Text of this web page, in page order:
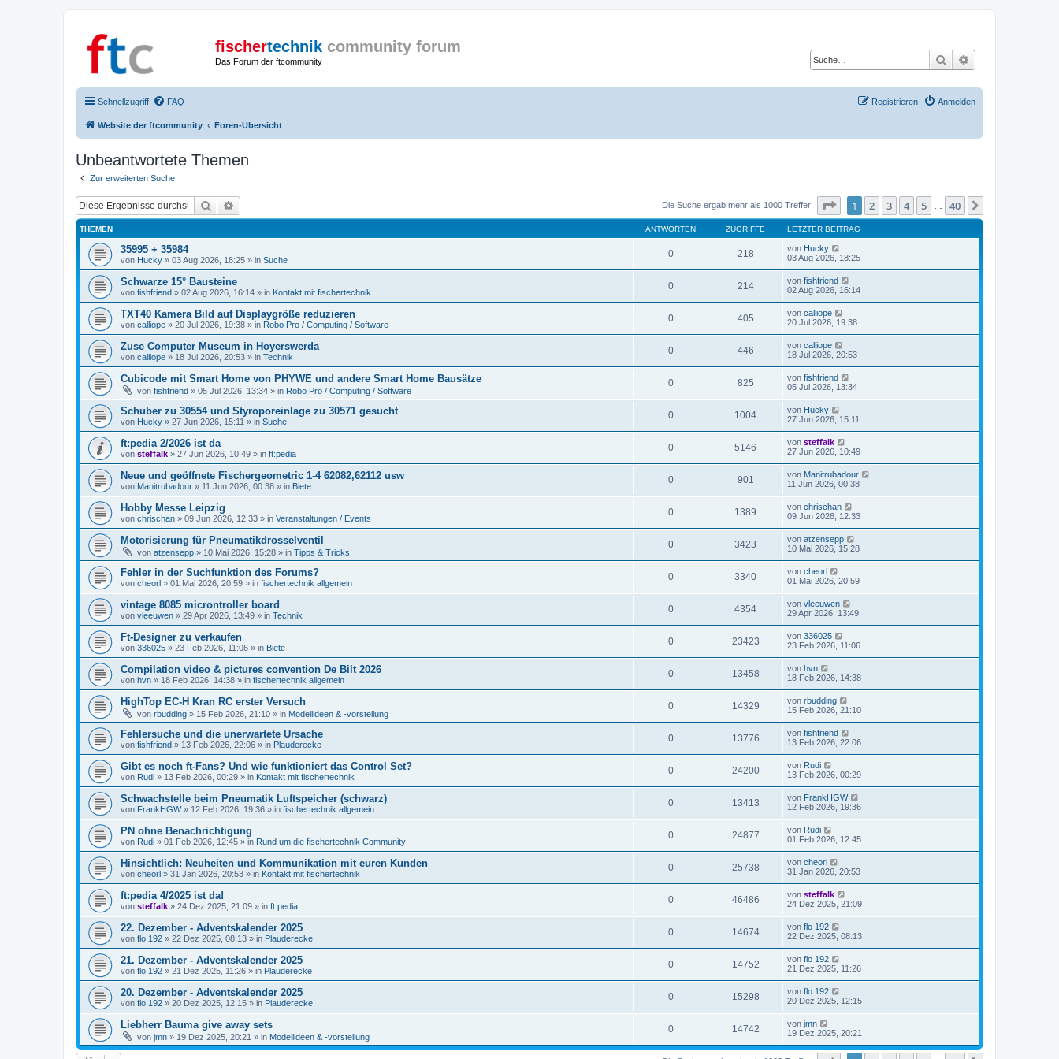
fischertechnik community forum
Das Forum der ftcommunity Suche
Schnellzugriff FAQ Anmelden
Registrieren
Website der ftcommunity Foren-Übersicht
Unbeantwortete Themen
Zur erweiterten Suche
Suche Die Suche ergab mehr als 1000 Treffer Seite von40
1 2 3 4 5 40
THEMEN ANTWORTEN ZUGRIFFE LETZTER BEITRAG
35995 + 35984
von Hucky » 03 Aug 2026, 18:25 » in Suche
0 218 von Hucky
03 Aug 2026, 18:25
Schwarze 15° Bausteine
von fishfriend » 02 Aug 2026, 16:14 » in Kontakt mit fischertechnik
0 214 von fishfriend
02 Aug 2026, 16:14
TXT40 Kamera Bild auf Displaygröße reduzieren
von calliope » 20 Jul 2026, 19:38 » in Robo Pro / Computing / Software
0 405 von calliope
20 Jul 2026, 19:38
Zuse Computer Museum in Hoyerswerda
von calliope » 18 Jul 2026, 20:53 » in Technik
0 446 von calliope
18 Jul 2026, 20:53
Cubicode mit Smart Home von PHYWE und andere Smart Home Bausätze
von fishfriend » 05 Jul 2026, 13:34 » in Robo Pro / Computing / Software
0 825 von fishfriend
05 Jul 2026, 13:34
Schuber zu 30554 und Styroporeinlage zu 30571 gesucht
von Hucky » 27 Jun 2026, 15:11 » in Suche
0 1004 von Hucky
27 Jun 2026, 15:11
ft:pedia 2/2026 ist da
von steffalk » 27 Jun 2026, 10:49 » in ft:pedia
0 5146 von steffalk
27 Jun 2026, 10:49
Neue und geöffnete Fischergeometric 1-4 62082,62112 usw
von Manitrubadour » 11 Jun 2026, 00:38 » in Biete
0 901 von Manitrubadour
11 Jun 2026, 00:38
Hobby Messe Leipzig
von chrischan » 09 Jun 2026, 12:33 » in Veranstaltungen / Events
0 1389 von chrischan
09 Jun 2026, 12:33
Motorisierung für Pneumatikdrosselventil
von atzensepp » 10 Mai 2026, 15:28 » in Tipps & Tricks
0 3423 von atzensepp
10 Mai 2026, 15:28
Fehler in der Suchfunktion des Forums?
von cheorl » 01 Mai 2026, 20:59 » in fischertechnik allgemein
0 3340 von cheorl
01 Mai 2026, 20:59
vintage 8085 microntroller board
von vleeuwen » 29 Apr 2026, 13:49 » in Technik
0 4354 von vleeuwen
29 Apr 2026, 13:49
Ft-Designer zu verkaufen
von 336025 » 23 Feb 2026, 11:06 » in Biete
0 23423 von 336025
23 Feb 2026, 11:06
Compilation video & pictures convention De Bilt 2026
von hvn » 18 Feb 2026, 14:38 » in fischertechnik allgemein
0 13458 von hvn
18 Feb 2026, 14:38
HighTop EC-H Kran RC erster Versuch
von rbudding » 15 Feb 2026, 21:10 » in Modellideen & -vorstellung
0 14329 von rbudding
15 Feb 2026, 21:10
Fehlersuche und die unerwartete Ursache
von fishfriend » 13 Feb 2026, 22:06 » in Plauderecke
0 13776 von fishfriend
13 Feb 2026, 22:06
Gibt es noch ft-Fans? Und wie funktioniert das Control Set?
von Rudi » 13 Feb 2026, 00:29 » in Kontakt mit fischertechnik
0 24200 von Rudi
13 Feb 2026, 00:29
Schwachstelle beim Pneumatik Luftspeicher (schwarz)
von FrankHGW» 12 Feb 2026, 19:36 » in fischertechnik allgemein
0 13413 von FrankHGW
12 Feb 2026, 19:36
PN ohne Benachrichtigung
von Rudi » 01 Feb 2026, 12:45 » in Rund um die fischertechnik Community
0 24877 von Rudi
01 Feb 2026, 12:45
Hinsichtlich: Neuheiten und Kommunikation mit euren Kunden
von cheorl » 31 Jan 2026, 20:53 » in Kontakt mit fischertechnik
0 25738 von cheorl
31 Jan 2026, 20:53
ft:pedia 4/2025 ist da!
von steffalk » 24 Dez 2025, 21:09 » in ft:pedia
0 46486 von steffalk
24 Dez 2025, 21:09
22. Dezember - Adventskalender 2025
von flo 192 » 22 Dez 2025, 08:13 » in Plauderecke
0 14674 von flo 192
22 Dez 2025, 08:13
21. Dezember - Adventskalender 2025
von flo 192 » 21 Dez 2025, 11:26 » in Plauderecke
0 14752 von flo 192
21 Dez 2025, 11:26
20. Dezember - Adventskalender 2025
von flo 192 » 20 Dez 2025, 12:15 » in Plauderecke
0 15298 von flo 192
20 Dez 2025, 12:15
Liebherr Bauma give away sets
von jmn » 19 Dez 2025, 20:21 » in Modellideen & -vorstellung
0 14742 von jmn
19 Dez 2025, 20:21